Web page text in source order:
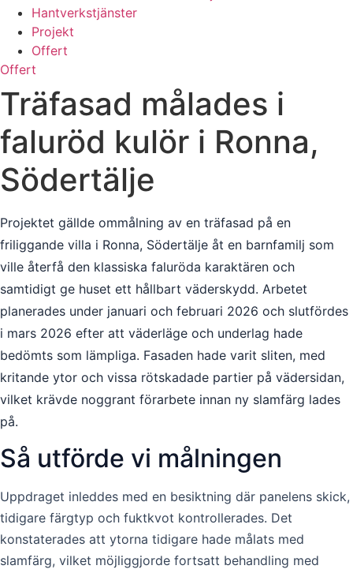
Hantverkstjänster
Projekt
Offert
Offert
Träfasad målades i
faluröd kulör i Ronna,
Södertälje
Projektet gällde ommålning av en träfasad på en
friliggande villa i Ronna, Södertälje åt en barnfamilj som
ville återfå den klassiska faluröda karaktären och
samtidigt ge huset ett hållbart väderskydd. Arbetet
planerades under januari och februari 2026 och slutfördes
i mars 2026 efter att väderläge och underlag hade
bedömts som lämpliga. Fasaden hade varit sliten, med
kritande ytor och vissa rötskadade partier på vädersidan,
vilket krävde noggrant förarbete innan ny slamfärg lades
på.
Så utförde vi målningen
Uppdraget inleddes med en besiktning där panelens skick,
tidigare färgtyp och fuktkvot kontrollerades. Det
konstaterades att ytorna tidigare hade målats med
slamfärg, vilket möjliggjorde fortsatt behandling med